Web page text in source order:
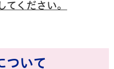
てください。
ついて